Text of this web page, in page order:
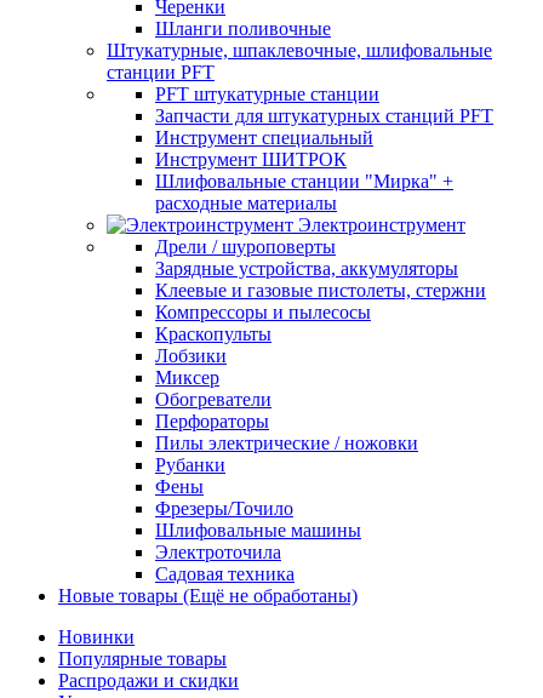
Черенки
Шланги поливочные
Штукатурные, шпаклевочные, шлифовальные
станции PFT
PFT штукатурные станции
Запчасти для штукатурных станций PFT
Инструмент специальный
Инструмент ШИТРОК
Шлифовальные станции "Мирка" +
расходные материалы
Электроинструмент
Дрели / шуроповерты
Зарядные устройства, аккумуляторы
Клеевые и газовые пистолеты, стержни
Компрессоры и пылесосы
Краскопульты
Лобзики
Миксер
Обогреватели
Перфораторы
Пилы электрические / ножовки
Рубанки
Фены
Фрезеры/Точило
Шлифовальные машины
Электроточила
Садовая техника
Новые товары (Ещё не обработаны)
Новинки
Популярные товары
Распродажи и скидки